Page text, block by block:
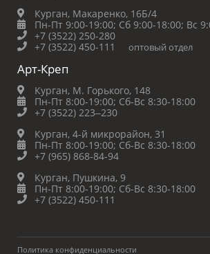
Курган, Макаренко, 16Б/4
Пн-Пт 9:00-19:00; Сб 9:00-18:00; Вс
+7 (3522) 250-280
+7 (3522) 450-111
оптовый отдел
Арт-Креп
Курган, М. Горького, 148
Пн-Пт 8:00-19:00; Сб-Вс 8:30-18:00
+7 (3522) 223‒230
Курган, 4-й микрорайон, 31
Пн-Пт 8:00-19:00; Сб-Вс 8:30-18:00
+7 (965) 868-84-94
Курган, Пушкина, 9
Пн-Пт 8:00-19:00; Сб-Вс 8:30-18:00
+7 (3522) 450-111
Политика конфиденциальности